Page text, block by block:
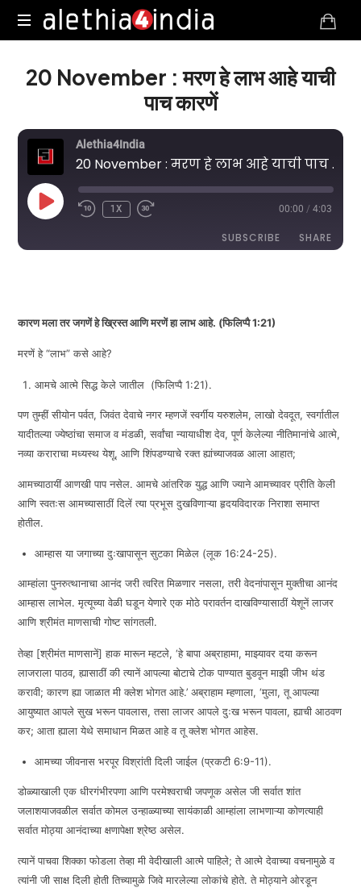
Alethia4India
20 November : मरण हे लाभ आहे याची
पाच कारणें
Alethia4India
20 November : मरण हे लाभ आहे याची पाच कारणें
PLAY
EPISODE 1X 00:00 / 4:03
SUBSCRIBE SHARE
LINK
कारण मला तर जगणें हे ख्रिस्त आणि मरणें हा लाभ आहे. (फिलिप्पै 1:21)
मरणें हे “लाभ” कसे आहे?
आमचे आत्मे सिद्ध केले जातील (फिलिप्पै 1:21).
पण तुम्हीं सीयोन पर्वत, जिवंत देवाचे नगर म्हणजें स्वर्गीय यरुशलेम, लाखो देवदूत, स्वर्गातील
यादीतल्या ज्येष्ठांचा समाज व मंडळी, सर्वांचा न्यायाधीश देव, पूर्ण केलेल्या नीतिमानांचे आत्मे,
नव्या कराराचा मध्यस्थ येशू, आणि शिंपडण्याचे रक्त ह्यांच्याजवळ आला आहात;
आमच्याठायीं आणखी पाप नसेल. आमचे आंतरिक युद्ध आणि ज्याने आमच्यावर प्रीति केली
आणि स्वतःस आमच्यासाठीं दिलें त्या प्रभूस दुखविणाऱ्या हृदयविदारक निराशा समाप्त
होतील.
आम्हास या जगाच्या दुःखापासून सुटका मिळेल (लूक 16:24-25).
आम्हांला पुनरुत्थानाचा आनंद जरी त्वरित मिळणार नसला, तरी वेदनांपासून मुक्तीचा आनंद
आम्हास लाभेल. मृत्यूच्या वेळी घडून येणारे एक मोठे परावर्तन दाखविण्यासाठीं येशूनें लाजर
आणि श्रीमंत माणसाची गोष्ट सांगतली.
तेव्हा [श्रीमंत माणसानें] हाक मारून म्हटले, ‘हे बापा अब्राहामा, माझ्यावर दया करून
लाजराला पाठव, ह्यासाठीं की त्यानें आपल्या बोटाचे टोक पाण्यात बुडवून माझी जीभ थंड
करावी; कारण ह्या जाळात मी क्लेश भोगत आहे.’ अब्राहाम म्हणाला, ‘मुला, तू आपल्या
आयुष्यात आपले सुख भरून पावलास, तसा लाजर आपले दुःख भरून पावला, ह्याची आठवण
कर; आता ह्याला येथे समाधान मिळत आहे व तू क्लेश भोगत आहेस.
आमच्या जीवनास भरपूर विश्रांती दिली जाईल (प्रकटी 6:9-11).
डोळ्याखाली एक धीरगंभीरपणा आणि परमेश्वराची जपणूक असेल जी सर्वात शांत
जलाशयाजवळील सर्वात कोमल उन्हाळ्याच्या सायंकाळी आम्हांला लाभणाऱ्या कोणत्याही
सर्वात मोठ्या आनंदाच्या क्षणापेक्षा श्रेष्ठ असेल.
त्यानें पाचवा शिक्का फोडला तेव्हा मी वेदीखाली आत्मे पाहिले; ते आत्मे देवाच्या वचनामुळे व
त्यांनी जी साक्ष दिली होती तिच्यामुळे जिवे मारलेल्या लोकांचे होते. ते मोठ्याने ओरडून